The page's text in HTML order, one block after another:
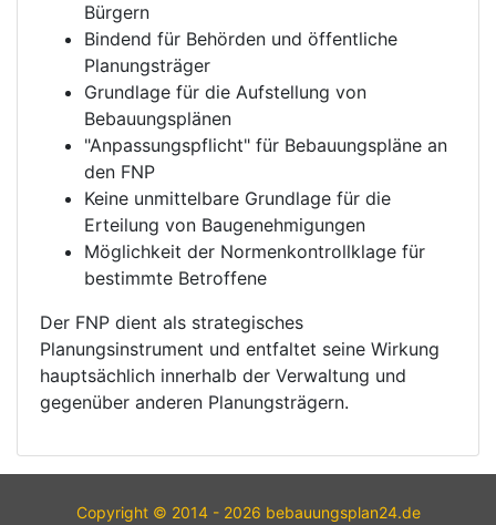
Bürgern
Bindend für Behörden und öffentliche
Planungsträger
Grundlage für die Aufstellung von
Bebauungsplänen
"Anpassungspflicht" für Bebauungspläne an
den FNP
Keine unmittelbare Grundlage für die
Erteilung von Baugenehmigungen
Möglichkeit der Normenkontrollklage für
bestimmte Betroffene
Der FNP dient als strategisches
Planungsinstrument und entfaltet seine Wirkung
hauptsächlich innerhalb der Verwaltung und
gegenüber anderen Planungsträgern.
Copyright © 2014 - 2026 bebauungsplan24.de